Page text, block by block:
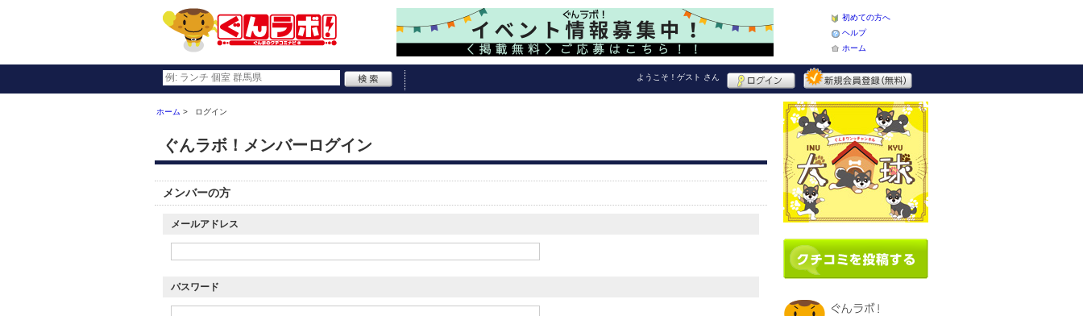
初めての方へ
ヘルプ
ホーム
ようこそ！ ゲスト さん
ホーム ログイン
ぐんラボ！メンバーログイン
メンバーの方
メールアドレス
パスワード